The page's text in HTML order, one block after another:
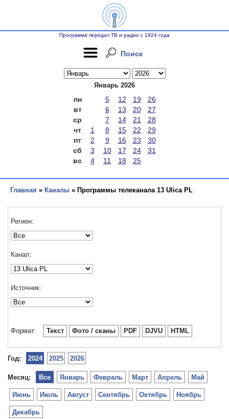
Программа передач ТВ и радио с 1924 года
Поиск
Январь 2026
пн 5 12 19
26
вт
6 13 20
27
ср
7 14 21
28
чт
1 8 15 22
29
пт
2 9 16 23
30
сб
3 10 17 24
31
вс
4 11 18 25
Главная » Каналы » Программы телеканала 13 Ulica PL
Регион:
Канал:
Источник:
Формат: Текст Фото / сканы PDF DJVU HTML
Год: 2024 2025 2026
Месяц: Январь Февраль Март Апрель Май
Июнь Июль Август Сентябрь Октябрь Ноябрь
Декабрь
Все